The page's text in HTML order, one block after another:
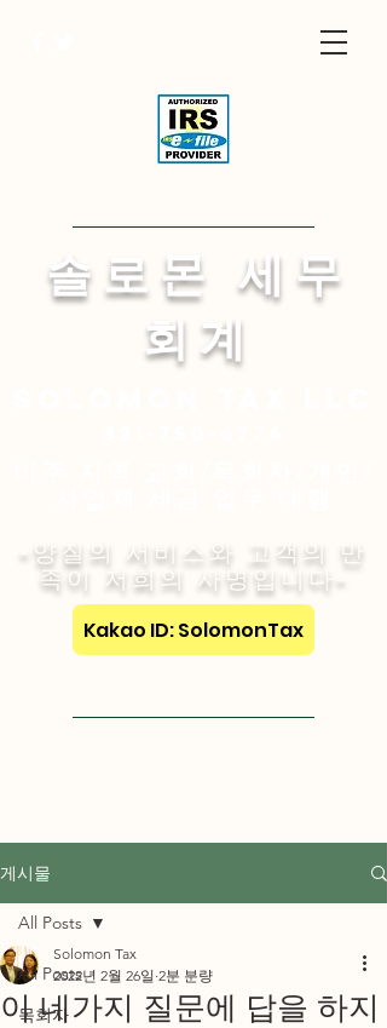
​솔 로 몬 세 무
회 계
-양질의 서비스와 고객의 만
족이 저희의 사명입니다-
Kakao ID: SolomonTax
게시물
All Posts
목회자
All Posts
이 네가지 질문에 답을 하지
Solomon Tax
2022년 2월 26일 2분 분량